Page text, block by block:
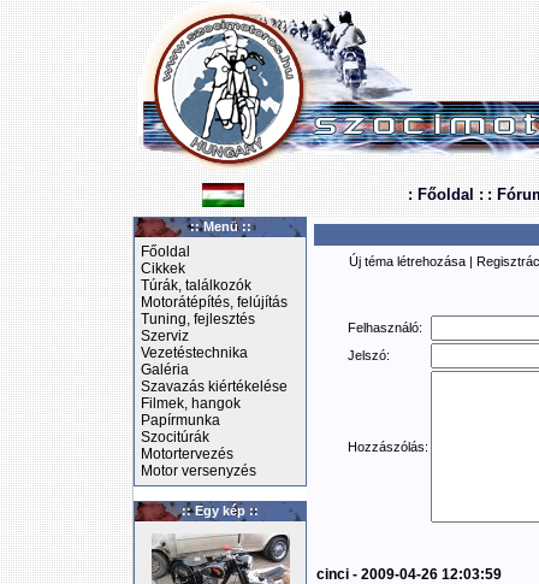
: Főoldal : :
:: Menü ::
Főoldal
Cikkek
Túrák, találkozók
Motorátépítés, felújítás
Tuning, fejlesztés
Szerviz
Vezetéstechnika
Galéria
Szavazás kiértékelése
Filmek, hangok
Papírmunka
Szocitúrák
Motortervezés
Motor versenyzés
:: Egy kép ::
Új téma létrehozása |
Felhasználó:
Jelszó:
Hozzászólás:
cinci - 2009-04-26 12:03:59